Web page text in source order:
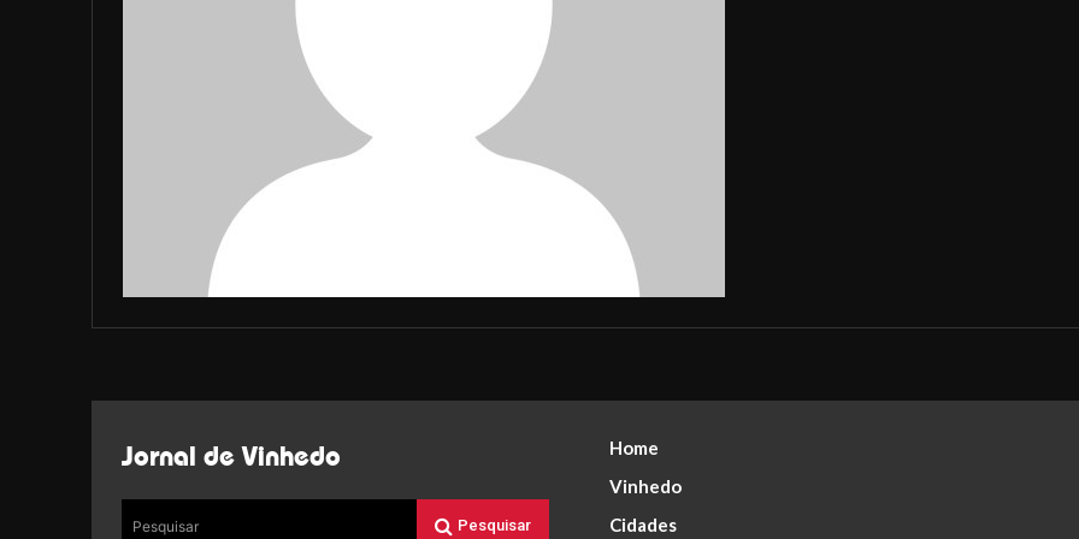
Jornal de Vinhedo
Pesquisar Pesquisar
Home
Vinhedo
Cidades